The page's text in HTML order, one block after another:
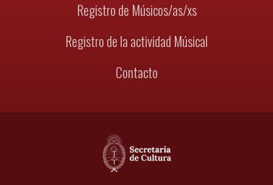
Registro de Músicos/as/xs
Registro de la actividad Músical
Contacto